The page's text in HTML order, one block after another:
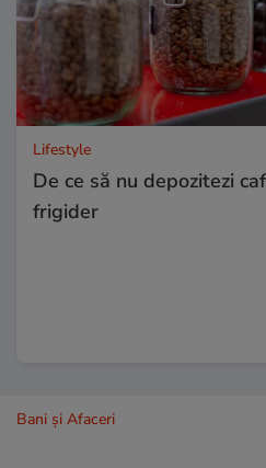
Lifestyle
De ce să nu depozitezi
frigider
Bani și Afaceri